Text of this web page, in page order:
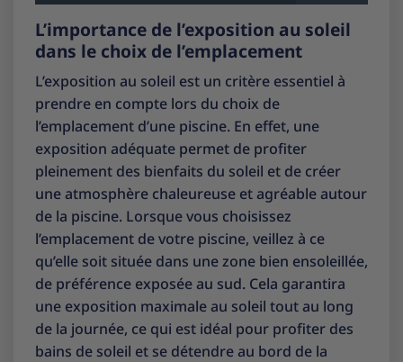
L’importance de l’exposition au soleil
dans le choix de l’emplacement
L’exposition au soleil est un critère essentiel à
prendre en compte lors du choix de
l’emplacement d’une piscine. En effet, une
exposition adéquate permet de profiter
pleinement des bienfaits du soleil et de créer
une atmosphère chaleureuse et agréable autour
de la piscine. Lorsque vous choisissez
l’emplacement de votre piscine, veillez à ce
qu’elle soit située dans une zone bien ensoleillée,
de préférence exposée au sud. Cela garantira
une exposition maximale au soleil tout au long
de la journée, ce qui est idéal pour profiter des
bains de soleil et se détendre au bord de la